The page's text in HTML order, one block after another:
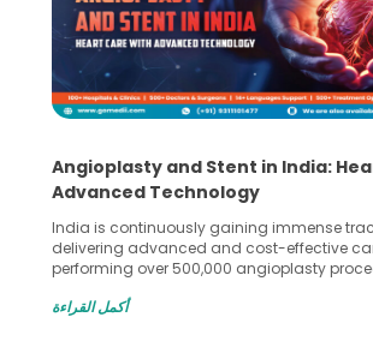
Angioplasty and Stent in India:
Advanced Technology
India is continuously gaining immense
delivering advanced and cost-effective
performing over 500,000 angioplasty
globe are searching for treatments like
أكمل القراءة